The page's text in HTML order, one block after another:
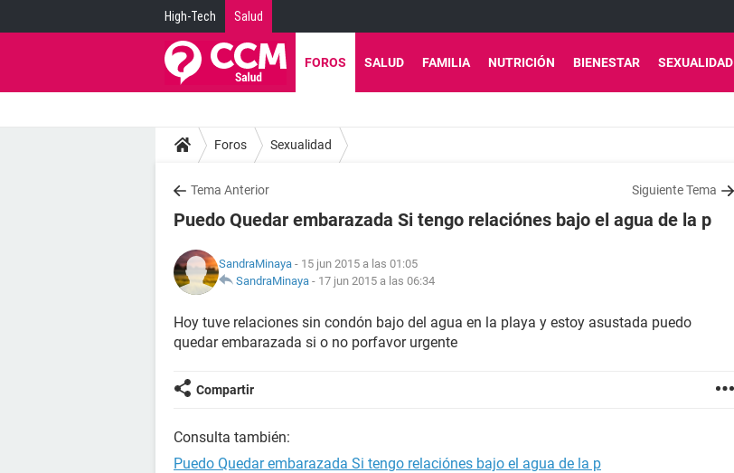
High-Tech Salud
FOROS SALUD FAMILIA NUTRICIÓN BIENESTAR SEXUALIDAD
Foros Sexualidad
Tema Anterior Siguiente Tema
Puedo Quedar embarazada Si tengo relaciónes bajo el agua de la p
SandraMinaya - 15 jun 2015 a las 01:05
SandraMinaya - 17 jun 2015 a las 06:34
Hoy tuve relaciones sin condón bajo del agua en la playa y estoy asustada puedo
quedar embarazada si o no porfavor urgente
Compartir
Consulta también:
Puedo Quedar embarazada Si tengo relaciónes bajo el agua de la p